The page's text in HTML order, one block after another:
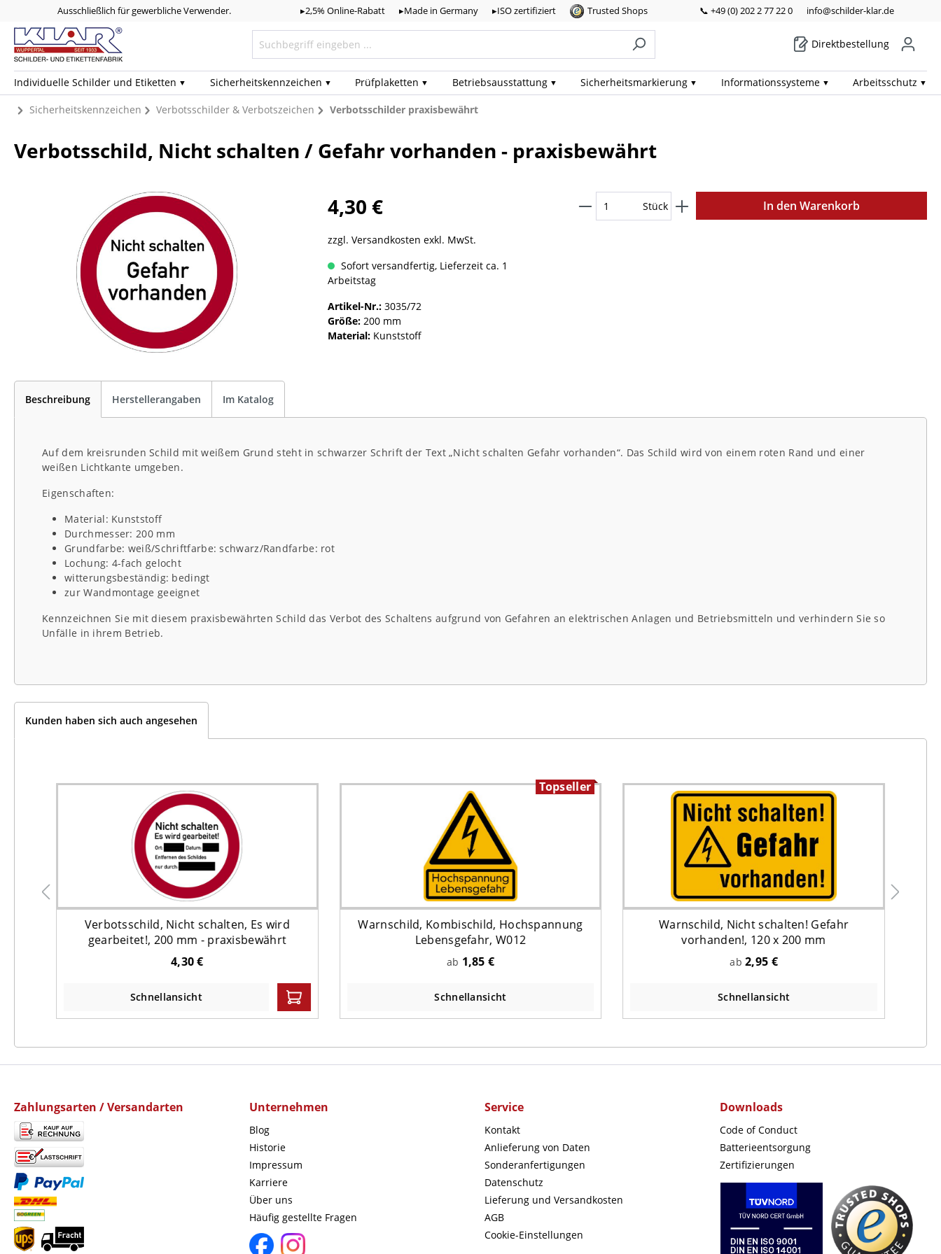
Ausschließlich für gewerbliche Verwender. ▸2,5% Online-Rabatt ▸Made in Germany ▸ISO zertifiziert Trusted Shops 📞 +49 (0) 202 2 77 22 0 info@schilder-klar.de
Direktbestellung
Individuelle Schilder und Etiketten Sicherheits­kennzeichen Prüf­plaketten Betriebs­ausstattung Sicherheits­markierung Informations­systeme Arbeits­schutz
Sicherheitskennzeichen Verbotsschilder & Verbotszeichen Verbotsschilder praxisbewährt
Verbotsschild, Nicht schalten / Gefahr vorhanden - praxisbewährt
4,30 €
zzgl. Versandkosten exkl. MwSt.
Stück In den Warenkorb
Sofort versandfertig, Lieferzeit ca. 1
Arbeitstag
Artikel-Nr.: 3035/72
Größe: 200 mm
Material: Kunststoff
Beschreibung Herstellerangaben Im Katalog
Auf dem kreisrunden Schild mit weißem Grund steht in schwarzer Schrift der Text „Nicht schalten Gefahr vorhanden“. Das Schild wird von einem roten Rand und einer
weißen Lichtkante umgeben.
Eigenschaften:
Material: Kunststoff
Durchmesser: 200 mm
Grundfarbe: weiß/Schriftfarbe: schwarz/Randfarbe: rot
Lochung: 4-fach gelocht
witterungsbeständig: bedingt
zur Wandmontage geeignet
Kennzeichnen Sie mit diesem praxisbewährten Schild das Verbot des Schaltens aufgrund von Gefahren an elektrischen Anlagen und Betriebsmitteln und verhindern Sie so
Unfälle in ihrem Betrieb.
Kunden haben sich auch angesehen
Verbotsschild, Nicht schalten, Es wird
gearbeitet!, 200 mm - praxisbewährt
4,30 €
Schnellansicht
Topseller
Warnschild, Kombischild, Hochspannung
Lebensgefahr, W012
ab 1,85 €
Schnellansicht
Warnschild, Nicht schalten! Gefahr
vorhanden!, 120 x 200 mm
ab2,95 €
Schnellansicht
Zahlungsarten / Versandarten Unternehmen
Blog
Historie
Impressum
Karriere
Über uns
Häufig gestellte Fragen
Service
Kontakt
Anlieferung von Daten
Sonderanfertigungen
Datenschutz
Lieferung und Versandkosten
AGB
Cookie-Einstellungen
Downloads
Code of Conduct
Batterieentsorgung
Zertifizierungen